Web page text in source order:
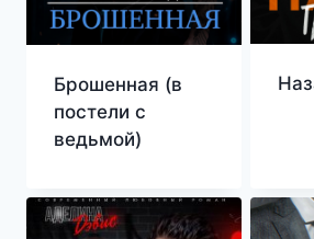
Брошенная (в
постели с
ведьмой)